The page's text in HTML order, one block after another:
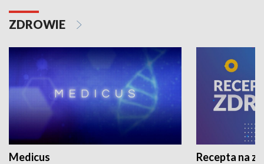
ZDROWIE
Medicus Recepta na